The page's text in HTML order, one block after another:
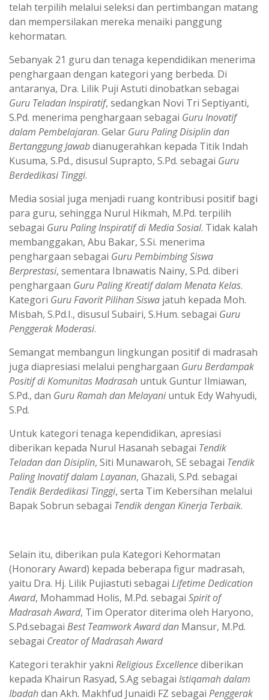
telah terpilih melalui seleksi dan pertimbangan matang
dan mempersilakan mereka menaiki panggung
kehormatan.
Sebanyak 21 guru dan tenaga kependidikan menerima
penghargaan dengan kategori yang berbeda. Di
antaranya, Dra. Lilik Puji Astuti dinobatkan sebagai
Guru Teladan Inspiratif, sedangkan Novi Tri Septiyanti,
S.Pd. menerima penghargaan sebagai Guru Inovatif
dalam Pembelajaran. Gelar Guru Paling Disiplin dan
Bertanggung Jawabdianugerahkan kepada Titik Indah
Kusuma, S.Pd., disusul Suprapto, S.Pd. sebagai Guru
Berdedikasi Tinggi.
Media sosial juga menjadi ruang kontribusi positif bagi
para guru, sehingga Nurul Hikmah, M.Pd. terpilih
sebagai Guru Paling Inspiratif di Media Sosial. Tidak kalah
membanggakan, Abu Bakar, S.Si. menerima
penghargaan sebagai Guru Pembimbing Siswa
Berprestasi, sementara Ibnawatis Nainy, S.Pd. diberi
penghargaan Guru Paling Kreatif dalam Menata Kelas.
Kategori Guru Favorit Pilihan Siswa jatuh kepada Moh.
Misbah, S.Pd.I., disusul Subairi, S.Hum. sebagai Guru
Penggerak Moderasi.
Semangat membangun lingkungan positif di madrasah
juga diapresiasi melalui penghargaan Guru Berdampak
Positif di Komunitas Madrasah untuk Guntur Ilmiawan,
S.Pd., dan Guru Ramah dan Melayani untuk Edy Wahyudi,
S.Pd.
Untuk kategori tenaga kependidikan, apresiasi
diberikan kepada Nurul Hasanah sebagai Tendik
Teladan dan Disiplin, Siti Munawaroh, SE sebagai Tendik
Paling Inovatif dalam Layanan, Ghazali, S.Pd. sebagai
Tendik Berdedikasi Tinggi, serta Tim Kebersihan melalui
Bapak Sobrun sebagai Tendik dengan Kinerja Terbaik.
Selain itu, diberikan pula Kategori Kehormatan
(Honorary Award) kepada beberapa figur madrasah,
yaitu Dra. Hj. Lilik Pujiastuti sebagai Lifetime Dedication
Award, Mohammad Holis, M.Pd. sebagai Spirit of
Madrasah Award, Tim Operator diterima oleh Haryono,
S.Pd.sebagai Best Teamwork Award dan Mansur, M.Pd.
sebagai Creator of Madrasah Award
Kategori terakhir yakni Religious Excellencediberikan
kepada Khairun Rasyad, S.Ag sebagai Istiqamah dalam
Ibadahdan Akh. Makhfud Junaidi FZ sebagai Penggerak